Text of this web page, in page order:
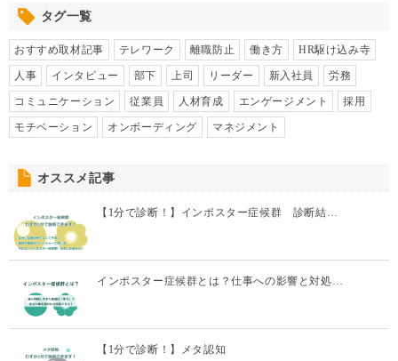
タグ一覧
おすすめ取材記事 テレワーク 離職防止 働き方 HR駆け込み寺
人事 インタビュー 部下 上司 リーダー 新入社員 労務
コミュニケーション 従業員 人材育成 エンゲージメント 採用
モチベーション オンボーディング マネジメント
オススメ記事
【1分で診断！】インポスター症候群 診断結…
インポスター症候群とは？仕事への影響と対処…
【1分で診断！】メタ認知